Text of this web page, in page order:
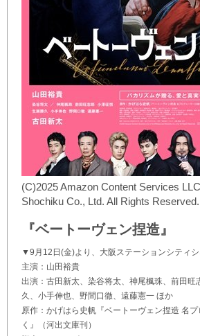
(C)2025 Amazon Content Services
Shochiku Co., Ltd. All Rights Reserved.
『ベートーヴェン捏造』
▼9月12日(金)より、大阪ステーションシティ
主演：山田裕貴
出演：古田新太、染谷将太、神尾楓珠、前田旺
久、小手伸也、野間口徹、遠藤憲一 ほか
原作：かげはら史帆『ベートーヴェン捏造 名
く』（河出文庫刊）